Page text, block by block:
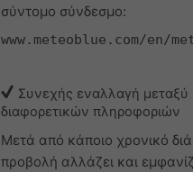
σύντομο σύνδεσμο:
www.meteoblue.com/en/
Συνεχής εναλλαγή μεταξύ
διαφορετικών πληροφοριών
Μετά από κάποιο χρονικό
προβολή αλλάζει και